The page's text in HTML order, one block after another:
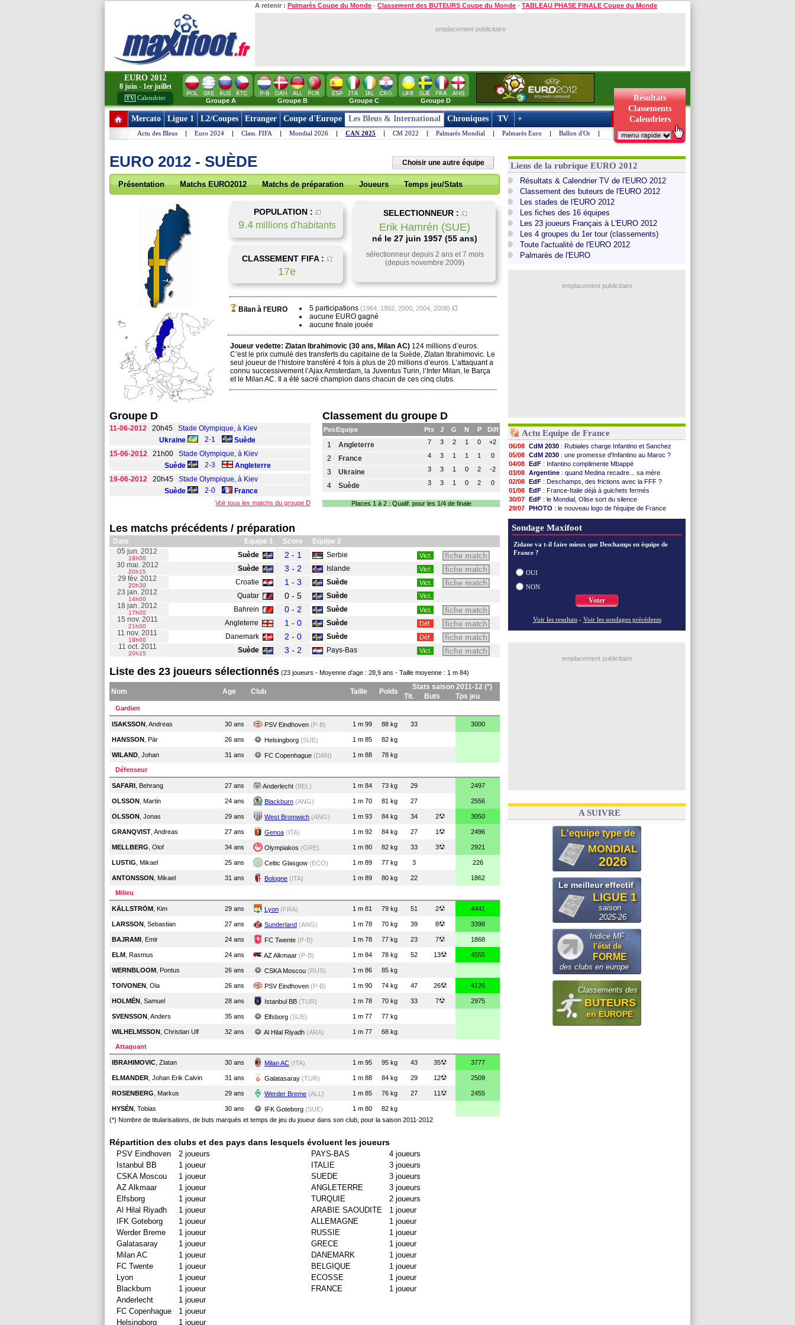
A retenir : Palmarès Coupe du Monde - Classement des BUTEURS Coupe du Monde - TABLEAU PHASE FINALE Coupe du Monde
emplacement publicitaire
EURO 2012
8 juin - 1er juillet
TV Calendrier
Résultats
Classements
Calendriers
Groupe A Groupe B Groupe C Groupe D
Mercato Ligue 1 L2/Coupes Etranger Coupe d'Europe Les Bleus & International Chroniques TV +
Actu des Bleus | Euro 2024 | Class. FIFA | Mondial 2026 | CAN 2025 | CM 2022 | Palmarès Mondial | Palmarès Euro | Ballon d'Or |
EURO 2012 - SUÈDE Choisir une autre équipe
Présentation Matchs EURO2012 Matchs de préparation Joueurs Temps jeu/Stats
POPULATION :
9.4millions d'habitants
CLASSEMENT FIFA :
17e
SELECTIONNEUR :
Erik Hamrén (SUE)
né le 27 juin 1957 (55 ans)
sélectionneur depuis 2 ans et 7 mois
(depuis novembre 2009)
Bilan à l'EURO 5 participations (1964, 1992, 2000, 2004, 2008)
aucune EURO gagné
aucune finale jouée
Joueur vedette: Zlatan Ibrahimovic (30 ans, Milan AC) 124 millions d’euros.
C’est le prix cumulé des transferts du capitaine de la Suède, Zlatan Ibrahimovic. Le
seul joueur de l’histoire transféré 4 fois à plus de 20 millions d’euros. L’attaquant a
connu successivement l’Ajax Amsterdam, la Juventus Turin, l’Inter Milan, le Barça
et le Milan AC. Il a été sacré champion dans chacun de ces cinq clubs.
Groupe D
11-06-2012 20h45 Stade Olympique, à Kiev
Ukraine
2-1
Suède
15-06-2012 21h00 Stade Olympique, à Kiev
Suède
2-3
Angleterre
19-06-2012 20h45 Stade Olympique, à Kiev
Suède
2-0 France
Voir tous les matchs du groupe D
Classement du groupe D
PosEquipe Pts J G N P Diff
1 Angleterre 7 3 2 1 0 +2
2 France 4 3 1 1 1 0
3 Ukraine 3 3 1 0 2 -2
4 Suède 3 3 1 0 2 0
Places 1 à 2: Qualif. pour les 1/4 de finale
Les matchs précédents / préparation
Date Equipe 1 Score
Equipe 2
05 jun. 2012
19h00 Suède 2 - 1 Serbie Vict. fiche match
30 mai. 2012
20h15 Suède 3 - 2 Islande Vict. fiche match
29 fév. 2012
20h30 Croatie 1 - 3 Suède Vict. fiche match
23 jan. 2012
14h00 Quatar 0 - 5 Suède Vict.
18 jan. 2012
17h00 Bahrein 0 - 2 Suède Vict. fiche match
15 nov. 2011
21h00 Angleterre 1 - 0 Suède Déf. fiche match
11 nov. 2011
19h00 Danemark 2 - 0 Suède Déf. fiche match
11 oct. 2011
20h15 Suède 3 - 2 Pays-Bas Vict. fiche match
Liste des 23 joueurs sélectionnés (23 joueurs - Moyenne d'age : 28,9 ans - Taille moyenne : 1 m 84)
Nom Age Club Taille Poids
Stats saison 2011-12 (*)
Tit.
Buts Tps jeu
Gardien
ISAKSSON , Andreas 30 ans PSV Eindhoven (P-B) 1 m 99 88 kg 33 3000
HANSSON , Pär 26 ans Helsingborg (SUE) 1 m 85 82 kg
WILAND , Johan 31 ans FC Copenhague (DAN) 1 m 88 78 kg
Défenseur
SAFARI , Behrang 27 ans Anderlecht (BEL) 1 m 84 73 kg 29 2497
OLSSON , Martin 24 ans Blackburn (ANG) 1 m 70 81 kg 27 2556
OLSSON , Jonas 29 ans West Bromwich (ANG) 1 m 93 84 kg 34 2 3050
GRANQVIST , Andreas 27 ans Genoa (ITA) 1 m 92 84 kg 27 1 2496
MELLBERG , Olof 34 ans Olympiakos (GRE) 1 m 80 82 kg 33 3 2921
LUSTIG , Mikael 25 ans Celtic Glasgow (ECO) 1 m 89 77 kg 3 226
ANTONSSON , Mikael 31 ans Bologne (ITA) 1 m 89 80 kg 22 1862
Milieu
KÄLLSTRÖM , Kim 29 ans Lyon (FRA) 1 m 81 79 kg 51 2 4441
LARSSON , Sebastian 27 ans Sunderland (ANG) 1 m 78 70 kg 39 8 3398
BAJRAMI , Emir 24 ans FC Twente (P-B) 1 m 78 77 kg 23 7 1868
ELM , Rasmus 24 ans AZ Alkmaar (P-B) 1 m 84 78 kg 52 13 4555
WERNBLOOM , Pontus 26 ans CSKA Moscou (RUS) 1 m 86 85 kg
TOIVONEN , Ola 26 ans PSV Eindhoven (P-B) 1 m 90 74 kg 47 26 4126
HOLMÉN , Samuel 28 ans Istanbul BB (TUR) 1 m 78 70 kg 33 7 2975
SVENSSON , Anders 35 ans Elfsborg (SUE) 1 m 77 77 kg
WILHELMSSON , Christian Ulf 32 ans Al Hilal Riyadh (ARA) 1 m 77 68 kg
Attaquant
IBRAHIMOVIC , Zlatan 30 ans Milan AC (ITA) 1 m 95 95 kg 43 35 3777
ELMANDER , Johan Erik Calvin 31 ans Galatasaray (TUR) 1 m 88 84 kg 29 12 2509
ROSENBERG , Markus 29 ans Werder Breme (ALL) 1 m 85 76 kg 27 11 2455
HYSÉN , Tobias 30 ans IFK Goteborg (SUE) 1 m 80
82 kg
(*) Nombre de titularisations, de buts marqués et temps de jeu du joueur dans son club, pour la saison 2011-2012
Répartition des clubs et des pays dans lesquels évoluent les joueurs
PSV Eindhoven
2 joueurs
Istanbul BB
1 joueur
CSKA Moscou
1 joueur
AZ Alkmaar
1 joueur
Elfsborg
1 joueur
Al Hilal Riyadh
1 joueur
IFK Goteborg
1 joueur
Werder Breme
1 joueur
Galatasaray
1 joueur
Milan AC
1 joueur
FC Twente
1 joueur
Lyon
1 joueur
Blackburn
1 joueur
Anderlecht
1 joueur
FC Copenhague
1 joueur
Helsingborg
1 joueur
PAYS-BAS
4 joueurs
ITALIE
3 joueurs
SUEDE
3 joueurs
ANGLETERRE
3 joueurs
TURQUIE
2 joueurs
ARABIE SAOUDITE
1 joueur
ALLEMAGNE
1 joueur
RUSSIE
1 joueur
GRECE
1 joueur
DANEMARK
1 joueur
BELGIQUE
1 joueur
ECOSSE
1 joueur
FRANCE
1 joueur
Liens de la rubrique EURO 2012
Résultats & Calendrier TV de l'EURO 2012
Classement des buteurs de l'EURO 2012
Les stades de l'EURO 2012
Les fiches des 16 équipes
Les 23 joueurs Français à L'EURO 2012
Les 4 groupes du 1er tour (classements)
Toute l'actualité de l'EURO 2012
Palmarès de l'EURO
emplacement publicitaire
Actu Equipe de France
06/08 CdM 2030 : Rubiales charge Infantino et Sanchez
05/08 CdM 2030 : une promesse d'Infantino au Maroc ?
04/08 EdF : Infantino complimente Mbappé
03/08 Argentine : quand Medina recadre... sa mère
02/08 EdF : Deschamps, des frictions avec la FFF ?
01/08 EdF : France-Italie déjà à guichets fermés
30/07 EdF : le Mondial, Olise sort du silence
29/07 PHOTO : le nouveau logo de l'équipe de France
29/07 EdF: Zidane et l'argent, les mots de Diallo
29/07 EdF: Zidane pense déjà à un retour de Mendy
28/07 EdF : le message de Mbappé à Zidane
28/07 EdF
28/07
EdF
Sondage Maxifoot
Zidane va t-il faire mieux que Deschamps en équipe de
France ?
OUI
NON
Voter
Voir les resultats - Voir les sondages précédents
emplacement publicitaire
A SUIVRE
L'equipe type de
MONDIAL
2026
Le meilleur effectif
LIGUE 1
saison
2025-26
Indice MF :
l'état de
FORME
des clubs en europe
Classements des
BUTEURS
en EUROPE